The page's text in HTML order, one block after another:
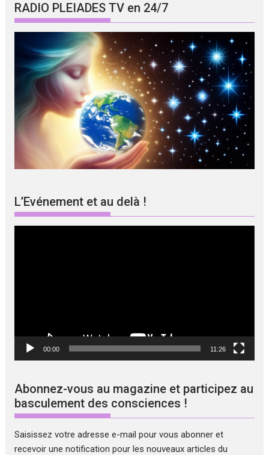
RADIO PLEIADES TV en 24/7
L’Evénement et au delà !
00:00 11:26
Abonnez-vous au magazine et participez au
basculement des consciences !
Saisissez votre adresse e-mail pour vous abonner et
recevoir une notification pour les nouveaux articles du